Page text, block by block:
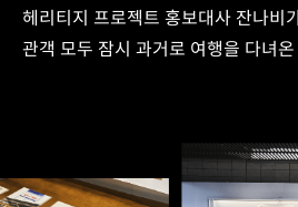
헤리티지 프로젝트 홍보대사 잔나비
관객 모두 잠시 과거로 여행을 다녀